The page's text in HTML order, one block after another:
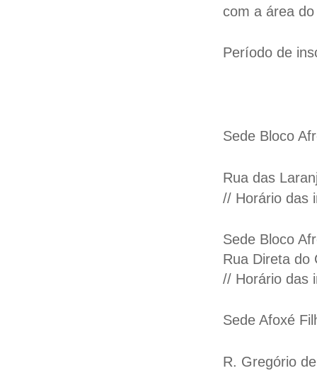
com a área
Período de
Sede Bloco
Rua das
// Horário das
Sede Bloco
Rua Direta do
// Horário das
Sede Afoxé
R. Gregório